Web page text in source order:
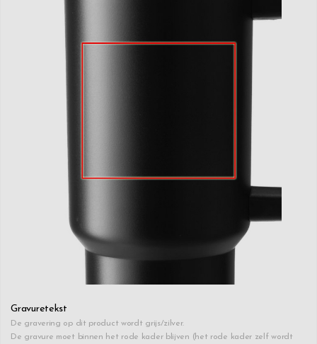
Gravuretekst
De gravering op dit product wordt grijs/zilver.
De gravure moet binnen het rode kader blijven (het rode kader zelf wordt